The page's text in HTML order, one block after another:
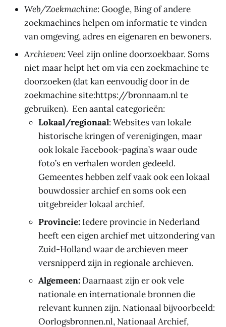
Web/Zoekmachine: Google, Bing of andere
zoekmachines helpen om informatie te vinden
van omgeving, adres en eigenaren en bewoners.
Archieven: Veel zijn online doorzoekbaar. Soms
niet maar helpt het om via een zoekmachine te
doorzoeken (dat kan eenvoudig door in de
zoekmachine site:https://bronnaam.nl te
gebruiken). Een aantal categorieën:
Lokaal/regionaal: Websites van lokale
historische kringen of verenigingen, maar
ook lokale Facebook-pagina’s waar oude
foto’s en verhalen worden gedeeld.
Gemeentes hebben zelf vaak ook een lokaal
bouwdossier archief en soms ook een
uitgebreider lokaal archief.
Provincie: Iedere provincie in Nederland
heeft een eigen archief met uitzondering van
Zuid-Holland waar de archieven meer
versnipperd zijn in regionale archieven.
Algemeen: Daarnaast zijn er ook vele
nationale en internationale bronnen die
relevant kunnen zijn. Nationaal bijvoorbeeld:
Oorlogsbronnen.nl, Nationaal Archief,